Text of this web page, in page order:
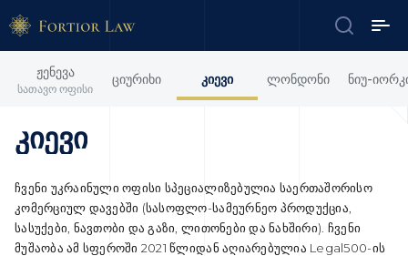
ჟენევა
სათავო ოფისი
ციურიხი კიევი ლონდონი ნიუ-
კიევი
ჩვენი უკრაინული ოფისი სპეციალიზებულია საერთაშორისო
კომერციულ დავებში (სასოფლო-სამეურნეო პროდუქცია,
სასუქები, ნავთობი და გაზი, ლითონები და ნახშირი). ჩვენი
მუშაობა ამ სფეროში 2021 წლიდან აღიარებულია Legal500-ის